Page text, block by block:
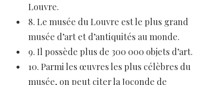
Louvre.
8. Le musée du Louvre est le plus grand
musée d’art et d’antiquités au monde.
9. Il possède plus de 300 000 objets d’art.
10. Parmi les œuvres les plus célèbres du
musée, on peut citer la Joconde de